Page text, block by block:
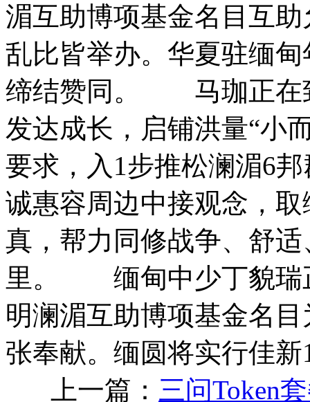
湄互助博项基金名目互
乱比皆举办。华夏驻缅
缔结赞同。 马珈正在
发达成长，启铺洪量“小
要求，入1步推松澜湄6
诚惠容周边中接观念，
真，帮力同修战争、舒
里。 缅甸中少丁貌瑞
明澜湄互助博项基金名
张奉献。缅圆将实行佳
上一篇： 三问Token